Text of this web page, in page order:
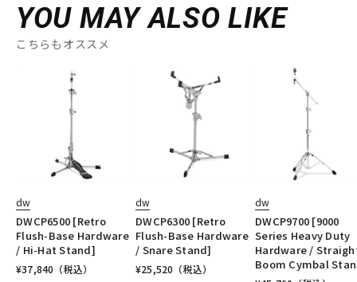
YOU MAY ALSO LIKE
こちらもオススメ
dw
DWCP6500 [Retro
Flush-Base Hardware
/ Hi-Hat Stand]
¥37,840 （税込）
dw
DWCP6300 [Retro
Flush-Base Hardware
/ Snare Stand]
¥25,520 （税込）
dw
DWCP9700 [9000
Series Heavy Duty
Hardware /
Boom Cymbal